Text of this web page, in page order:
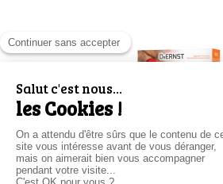
Tonic tea